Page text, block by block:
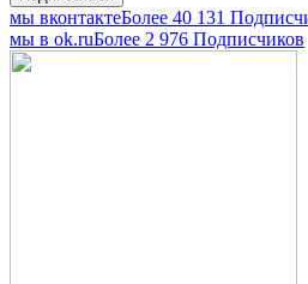
мы вконтактеБолее 40 131
мы в оk.ruБолее 2 976 Подписчиков